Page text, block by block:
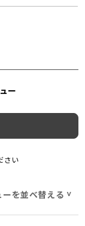
ー
さい
ーを並べ替える>